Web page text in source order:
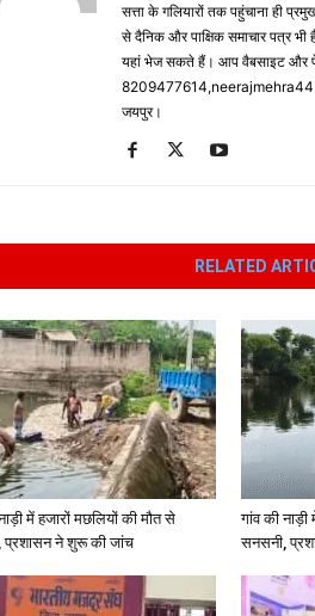
सत्ता के गलियारों तक पहुंचाना ही
से दैनिक और पाक्षिक समाचार पत्र
यहां भेज सकते हैं। आप वैबसाइट और
जयपुर।
RELATED
में हजारों मछलियों की मौत से
प्रशासन ने शुरू की जांच
गांव की
सनसनी,